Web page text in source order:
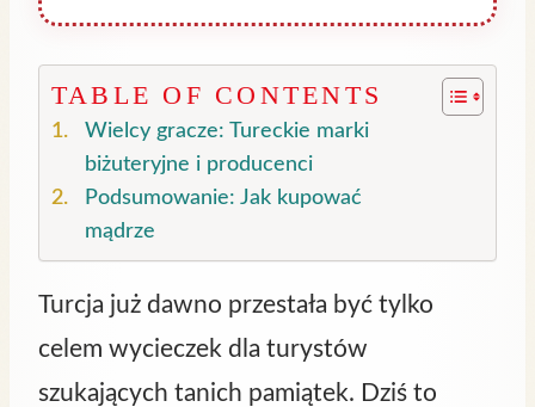
TABLE OF CONTENTS
Wielcy gracze: Tureckie marki
biżuteryjne i producenci
Podsumowanie: Jak kupować
mądrze
Turcja już dawno przestała być tylko
celem wycieczek dla turystów
szukających tanich pamiątek. Dziś to